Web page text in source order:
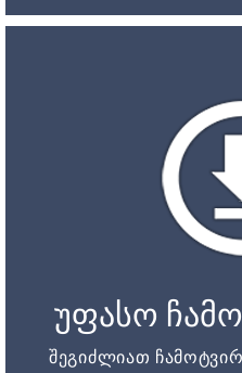
უფასო
შეგიძლიათ